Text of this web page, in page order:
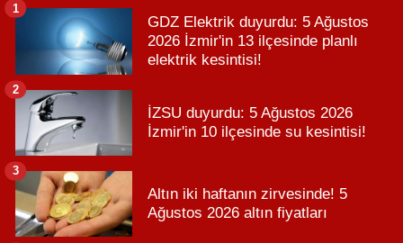
GDZ Elektrik duyurdu: 5 Ağustos
2026 İzmir'in 13 ilçesinde planlı
elektrik kesintisi!
1
İZSU duyurdu: 5 Ağustos 2026
İzmir'in 10 ilçesinde su kesintisi!
2
Altın iki haftanın zirvesinde! 5
Ağustos 2026 altın fiyatları
3